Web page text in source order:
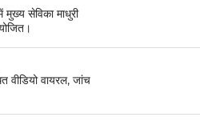
मुख्य सेविका माधुरी
वीडियो वायरल, जांच